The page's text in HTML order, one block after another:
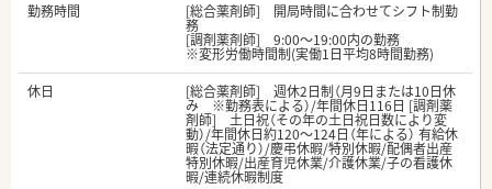
勤務時間
[総合薬剤師] 開局時間に合わせてシフト制勤
務
[調剤薬剤師] 9:00～19:00内の勤務
※変形労働時間制(実働1日平均8時間勤務)
休日
[総合薬剤師] 週休2日制（月9日または10日休
み ※勤務表による）/年間休日116日 [調剤薬
剤師] 土日祝（その年の土日祝日数により変
動）/年間休日約120～124日（年による） 有給休
暇（法定通り）/慶弔休暇/特別休暇/配偶者出産
特別休暇/出産育児休業/介護休業/子の看護休
暇/連続休暇制度